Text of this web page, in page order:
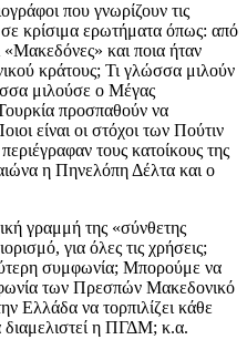
που γνωρίζουν τις
κρίσιμα ερωτήματα όπως: από
«Μακεδόνες» και ποια ήταν
κράτους; Τι γλώσσα μιλούν
μιλούσε ο Μέγας
προσπαθούν να
είναι οι στόχοι των Πούτιν
τους κατοίκους της
η Πηνελόπη Δέλτα και ο
γραμμή της «σύνθετης
για όλες τις χρήσεις;
συμφωνία; Μπορούμε να
των Πρεσπών Μακεδονικό
Ελλάδα να τορπιλίζει κάθε
διαμελιστεί η ΠΓΔΜ; κ.α.